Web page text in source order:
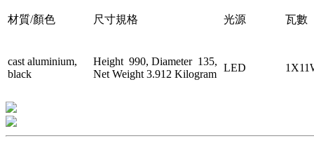
材質/顏色 尺寸規格 光源 瓦數
cast aluminium,
black
Height 990, Diameter 135,
Net Weight 3.912 Kilogram
LED